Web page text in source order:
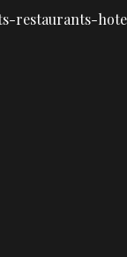
restaurants-